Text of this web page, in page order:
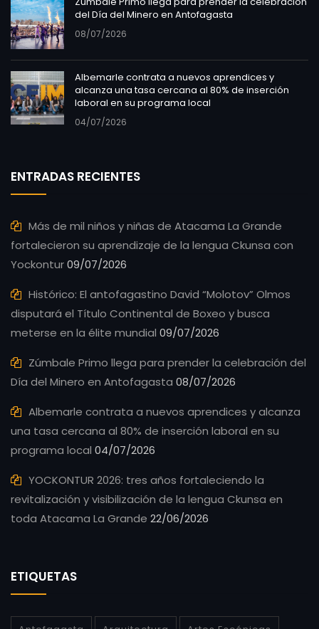
del Día del Minero en Antofagasta
08/07/2026
Albemarle contrata a nuevos aprendices y
alcanza una tasa cercana al 80% de inserción
laboral en su programa local
04/07/2026
ENTRADAS RECIENTES
Más de mil niños y niñas de Atacama La Grande
fortalecieron su aprendizaje de la lengua Ckunsa con
Yockontur09/07/2026
Histórico: El antofagastino David “Molotov” Olmos
disputará el Título Continental de Boxeo y busca
meterse en la élite mundial 09/07/2026
Zúmbale Primo llega para prender la celebración del
Día del Minero en Antofagasta 08/07/2026
Albemarle contrata a nuevos aprendices y alcanza
una tasa cercana al 80% de inserción laboral en su
programa local 04/07/2026
YOCKONTUR 2026: tres años fortaleciendo la
revitalización y visibilización de la lengua Ckunsa en
toda Atacama La Grande 22/06/2026
ETIQUETAS